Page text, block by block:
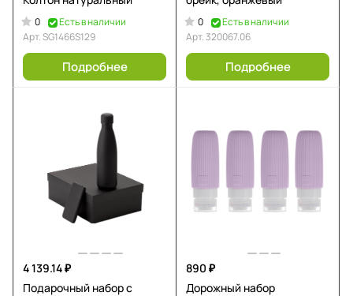
0
Есть в наличии
Арт.SG1466S129
Подробнее
0
Есть в наличии
Арт.320067.06
Подробнее
4 139.14 ₽
Подарочный набор с
890 ₽
Дорожный набор